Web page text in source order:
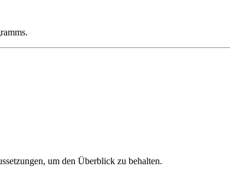
um den Überblick zu behalten.